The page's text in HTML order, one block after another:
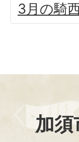
3月の騎
加須